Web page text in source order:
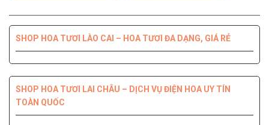
SHOP HOA TƯƠI LÀO CAI – HOA TƯƠI ĐA DẠNG, GIÁ RẺ
SHOP HOA TƯƠI LAI CHÂU – DỊCH VỤ ĐIỆN HOA UY TÍN
TOÀN QUỐC
LƯỢNG HÀNG ĐẦU
ĐẦU